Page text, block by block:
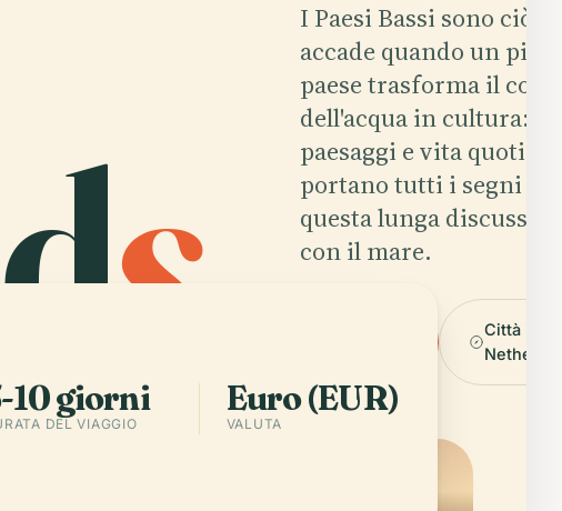
s.
I Paesi Bassi sono ciò
accade quando un
paese trasforma il
dell'acqua in cultura:
paesaggi e vita
portano tutti i segni di
questa lunga
con il mare.
Città in
10 giorni
DEL VIAGGIO
Euro (EUR)
VALUTA